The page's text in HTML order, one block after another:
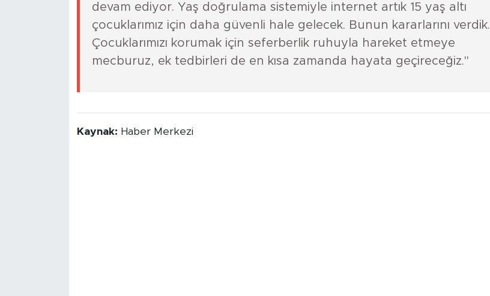
devam ediyor. Yaş doğrulama sistemiyle internet artık 15 yaş altı
çocuklarımız için daha güvenli hale gelecek. Bunun kararlarını verdik.
Çocuklarımızı korumak için seferberlik ruhuyla hareket etmeye
mecburuz, ek tedbirleri de en kısa zamanda hayata geçireceğiz."
Kaynak: Haber Merkezi